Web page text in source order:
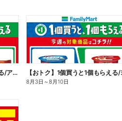
【おトク】1個買うと1個もらえる/アイス
8月3日 ～8月10日